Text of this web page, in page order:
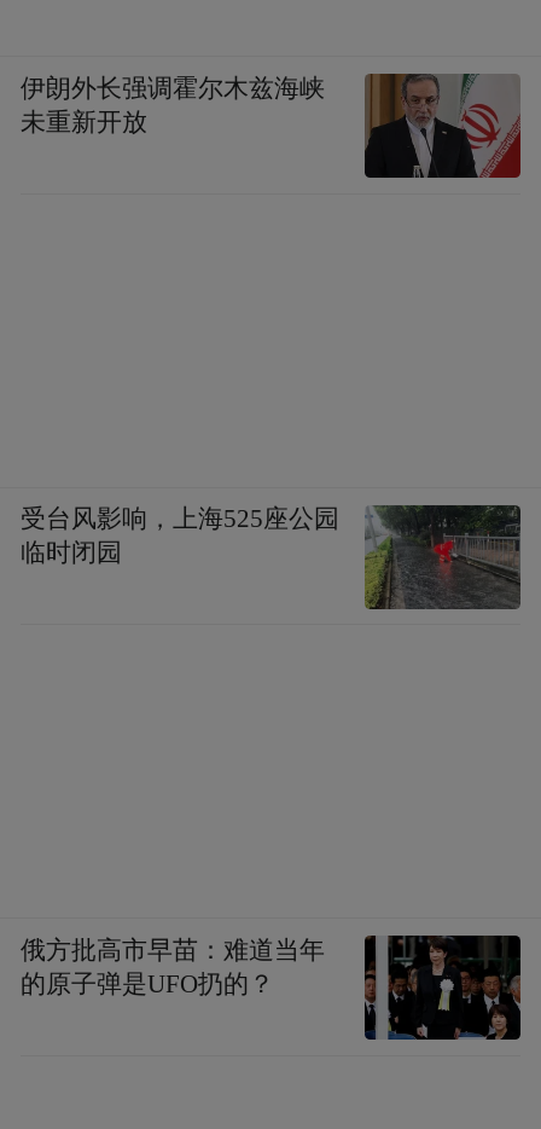
伊朗外长强调霍尔木兹海峡
未重新开放
受台风影响，上海525座公园
临时闭园
俄方批高市早苗：难道当年
的原子弹是UFO扔的？